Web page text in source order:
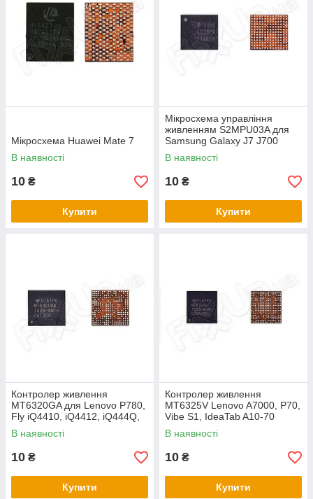
Мікросхема Huawei Mate 7
В наявності
10 ₴
Купити
Мікросхема управління
живленням S2MPU03A для
Samsung Galaxy J7 J700
В наявності
10 ₴
Купити
Контролер живлення
MT6320GA для Lenovo P780,
Fly iQ4410, iQ4412, iQ444Q,
iQ446, iQ450Q, iQ451Q,
iQ453
В наявності
10 ₴
Купити
Контролер живлення
MT6325V Lenovo A7000, P70,
Vibe S1, IdeaTab A10-70
(A7600), Tab 2 A10-70F, Tab 2
В наявності
10 ₴
Купити